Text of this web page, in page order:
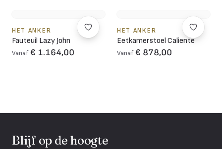
HET ANKER
Fauteuil Lazy John
Vanaf € 1.164,00
HET ANKER
Eetkamerstoel Caliente
Vanaf € 878,00
Blijf op de hoogte